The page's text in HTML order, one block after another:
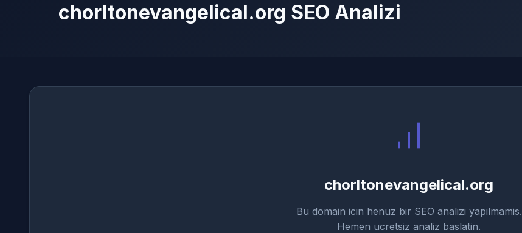
chorltonevangelical.org SEO Analizi
chorltonevangelical.org
Bu domain icin henuz bir SEO analizi yapilmamis.
Hemen ucretsiz analiz baslatin.